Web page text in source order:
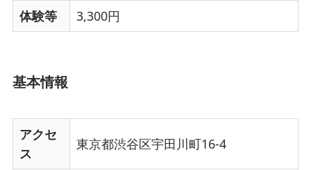
体験等 3,300円
基本情報
アクセ
ス
東京都渋谷区宇田川町16-4